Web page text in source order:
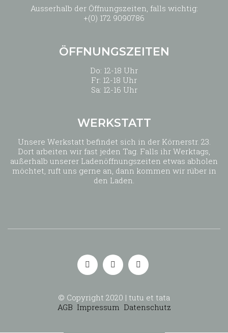
Ausserhalb der Öffnungszeiten, falls wichtig:
+(0) 172 9090786
ÖFFNUNGSZEITEN
Do: 12-18 Uhr
Fr: 12-18 Uhr
Sa: 12-16 Uhr
WERKSTATT
Unsere Werkstatt befindet sich in der Körnerstr. 23.
Dort arbeiten wir fast jeden Tag. Falls ihr Werktags,
außerhalb unserer Ladenöffnungszeiten etwas abholen
möchtet, ruft uns gerne an, dann kommen wir rüber in
den Laden.
© Copyright 2020 | tutu et tata
AGB Impressum Datenschutz